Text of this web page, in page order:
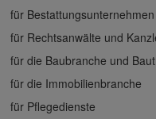
für Bestattungsunternehmen
für Rechtsanwälte und
für die Baubranche und
für die Immobilienbranche
für Pflegedienste